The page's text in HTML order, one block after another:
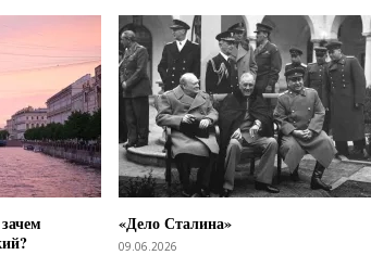
«Дело Сталина»
09.06.2026